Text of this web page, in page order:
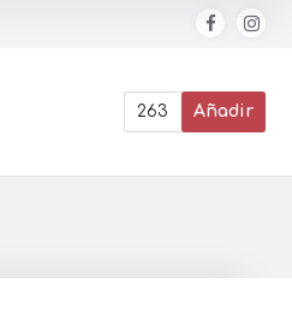
263 Añadir